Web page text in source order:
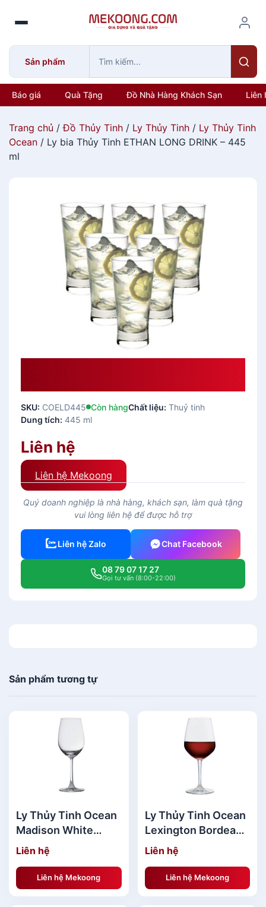
o
Sản phẩm
Báo giá Quà Tặng Đồ Nhà Hàng Khách Sạn Liên
Trang chủ /Đồ Thủy Tinh / Ly Thủy Tinh / Ly Thủy Tinh
Ocean / Ly bia Thủy Tinh ETHAN LONG DRINK – 445
ml
SKU: COELD445 Còn hàngChất liệu: Thuỷ tinh
Dung tích: 445 ml
Liên hệ
Liên hệ Mekoong
Quý doanh nghiệp là nhà hàng, khách sạn, làm quà tặng
vui lòng liên hệ để được hỗ trợ
Liên hệ Zalo Chat Facebook
08 79 07 17 27
Gọi tư vấn (8:00-22:00)
Sản phẩm tương tự
Ly Thủy Tinh Ocean
Madison White
Wine 350ml - Ly
rượu vang trắng
Liên hệ
Liên hệ Mekoong
Ly Thủy Tinh Ocean
Lexington Bordeaux
455ml - Ly vang đỏ
Liên hệ
Liên hệ Mekoong